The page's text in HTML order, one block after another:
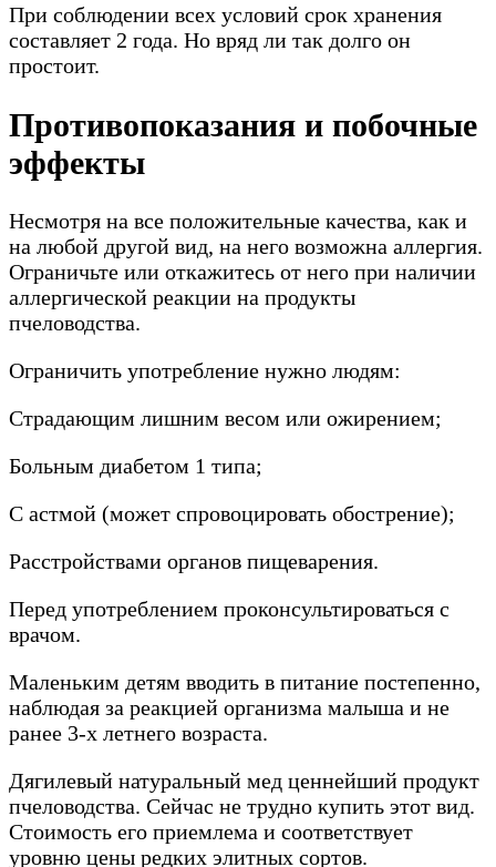
При соблюдении всех условий срок хранения
составляет 2 года. Но вряд ли так долго он
простоит.
Противопоказания и побочные
эффекты
Несмотря на все положительные качества, как и
на любой другой вид, на него возможна аллергия.
Ограничьте или откажитесь от него при наличии
аллергической реакции на продукты
пчеловодства.
Ограничить употребление нужно людям:
Страдающим лишним весом или ожирением;
Больным диабетом 1 типа;
С астмой (может спровоцировать обострение);
Расстройствами органов пищеварения.
Перед употреблением проконсультироваться с
врачом.
Маленьким детям вводить в питание постепенно,
наблюдая за реакцией организма малыша и не
ранее 3-х летнего возраста.
Дягилевый натуральный мед ценнейший продукт
пчеловодства. Сейчас не трудно купить этот вид.
Стоимость его приемлема и соответствует
уровню цены редких элитных сортов.